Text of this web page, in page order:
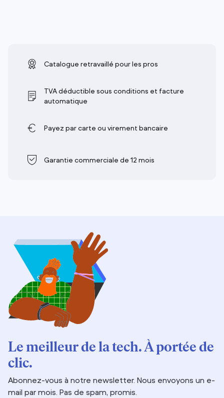
Catalogue retravaillé pour les pros
TVA déductible sous conditions et facture
automatique
Payez par carte ou virement bancaire
Garantie commerciale de 12 mois
Le meilleur de la tech. À portée de
clic.
Abonnez-vous à notre newsletter. Nous envoyons un e-
mail par mois. Pas de spam, promis.